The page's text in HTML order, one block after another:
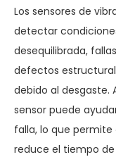
Los sensores de
detectar
desequilibrada,
defectos
debido al desgaste.
sensor puede
falla, lo que
reduce el tiempo